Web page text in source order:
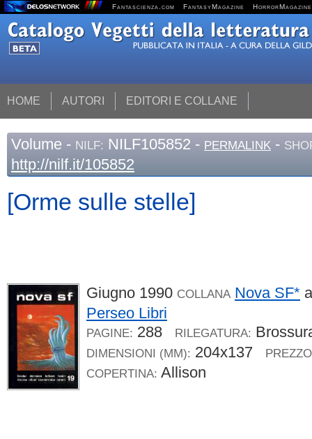
Fantascienza.com FantasyMagazine HorrorMagazine
HOME AUTORI EDITORI E COLLANE
Volume - NILF: NILF105852 - PERMALINK -
http://nilf.it/105852
[Orme sulle stelle]
Giugno 1990 COLLANA Nova SF*
Perseo Libri
PAGINE: 288 RILEGATURA:
DIMENSIONI (MM): 204x137
COPERTINA: Allison